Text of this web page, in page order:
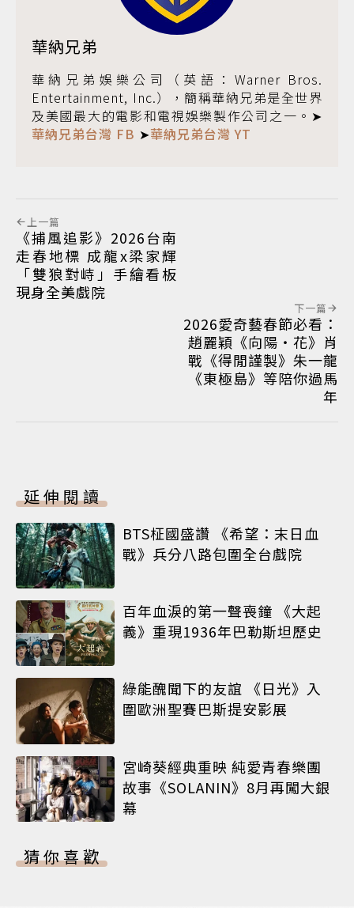
華納兄弟
華納兄弟娛樂公司（英語：Warner Bros.
Entertainment, Inc.），簡稱華納兄弟是全世界
及美國最大的電影和電視娛樂製作公司之一。➤
華納兄弟台灣 FB ➤華納兄弟台灣 YT
上一篇
《捕風追影》2026台南
走春地標 成龍x梁家輝
「雙狼對峙」手繪看板
現身全美戲院
下一篇
2026愛奇藝春節必看：
趙麗穎《向陽・花》肖
戰《得閒謹製》朱一龍
《東極島》等陪你過馬
年
延伸閱讀
BTS柾國盛讚 《希望：末日血
戰》兵分八路包圍全台戲院
百年血淚的第一聲喪鐘 《大起
義》重現1936年巴勒斯坦歷史
綠能醜聞下的友誼 《日光》入
圍歐洲聖賽巴斯提安影展
宮崎葵經典重映 純愛青春樂團
故事《SOLANIN》8月再闖大銀
幕
猜你喜歡